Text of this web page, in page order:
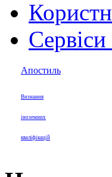
Сервіси
Апостиль
Визнання
іноземних
кваліфікацій